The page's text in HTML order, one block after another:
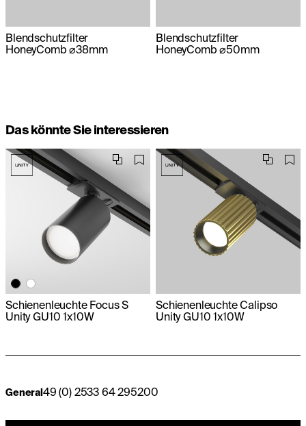
Blendschutzfilter
HoneyComb ⌀38mm
Blendschutzfilter
HoneyComb ⌀50mm
Das könnte Sie interessieren
Schienenleuchte Focus S
Unity GU10 1x10W
Schienenleuchte Calipso
Unity GU10 1x10W
General49 (0) 2533 64 295200